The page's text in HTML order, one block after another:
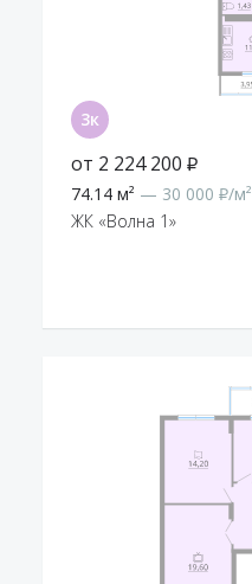
от 2 224 200 ₽
74.14 м² — 30 000 ₽/м²
ЖК «Волна 1»